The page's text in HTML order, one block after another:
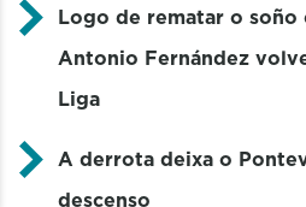
Logo de rematar o soño
Antonio Fernández
Liga
A derrota deixa o
descenso